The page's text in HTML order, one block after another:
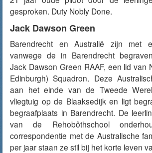
gesproken. Duty Nobly Done.
Jack Dawson Green
Barendrecht en Australië zijn met
vanwege de in Barendrecht
Jack Dawson Green RAAF, een lid van
Edinburgh) Squadron. Deze
aan het einde van de Tweede
vliegtuig op de Blaaksedijk en ligt
begraafplaats in Barendrecht. De
van de Rehobôthschool
correspondentie met de Australische
per jaar staan ze stil bij het korte leven